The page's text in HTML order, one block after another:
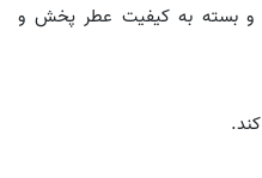
و بسته به کیفیت عطر پخش و